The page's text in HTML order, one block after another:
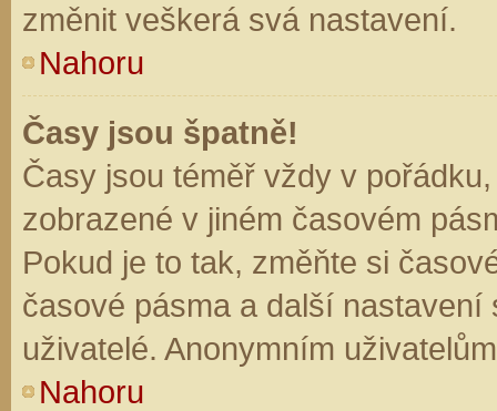
změnit veškerá svá nastavení.
Nahoru
Časy jsou špatně!
Časy jsou téměř vždy v
zobrazené v jiném časovém
Pokud je to tak, změňte si
časové pásma a další
uživatelé. Anonymním
Nahoru